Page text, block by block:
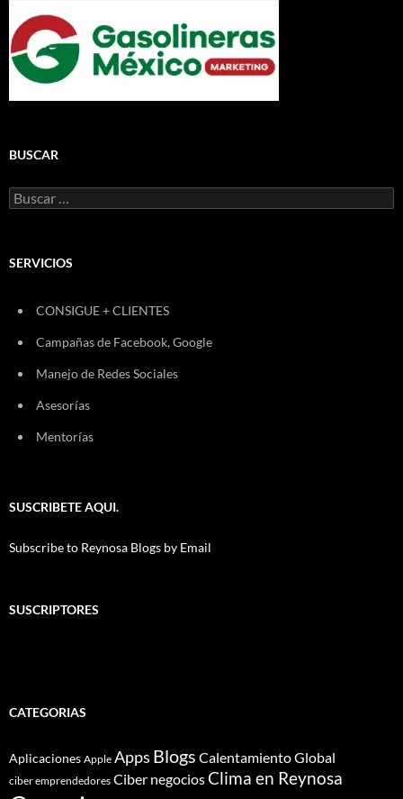
BUSCAR
Buscar:
SERVICIOS
CONSIGUE + CLIENTES
Campañas de Facebook, Google
Manejo de Redes Sociales
Asesorías
Mentorías
SUSCRIBETE AQUI.
Subscribe to Reynosa Blogs by Email
SUSCRIPTORES
CATEGORIAS
Aplicaciones Apple Apps Blogs Calentamiento Global
ciber emprendedores Ciber negociosClima en Reynosa